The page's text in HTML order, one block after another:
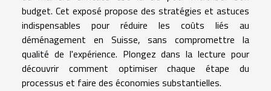
budget. Cet exposé propose des stratégies et astuces
indispensables pour réduire les coûts liés au
déménagement en Suisse, sans compromettre la
qualité de l'expérience. Plongez dans la lecture pour
découvrir comment optimiser chaque étape du
processus et faire des économies substantielles.